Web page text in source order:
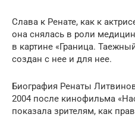
Слава к Ренате, как к
она снялась в роли
в картине «Граница.
создан с нее и для нее.
Биография Ренаты
2004 после кинофильма
показала зрителям, как